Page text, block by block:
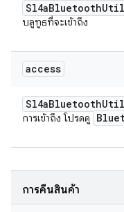
Sl4aBluetoothUtil
บลูทูธที่จะเข้าถึง
access
Sl4aBluetoothUtil
การเข้าถึง โปรดดู
การคืนสินค้า